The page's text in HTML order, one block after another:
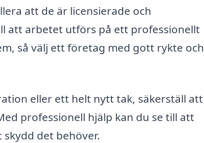
att de är licensierade och
att arbetet utförs på ett professionellt
så välj ett företag med gott rykte och
eller ett helt nytt tak, säkerställ att
professionell hjälp kan du se till att
det behöver.